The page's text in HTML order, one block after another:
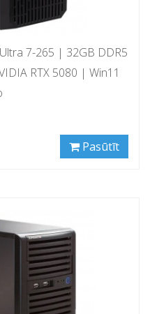
7-265 | 32GB DDR5
RTX 5080 | Win11
Pasūtīt